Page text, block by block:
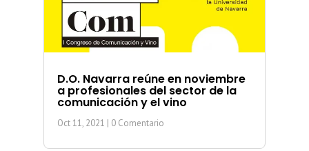
D.O. Navarra reúne en noviembre
a profesionales del sector de la
comunicación y el vino
Oct 11, 2021 | 0 Comentario